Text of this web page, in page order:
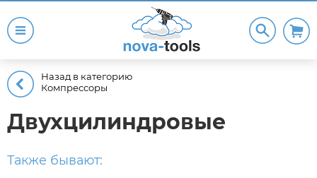
Назад в категорию
Компрессоры
Двухцилиндровые
Также бывают: